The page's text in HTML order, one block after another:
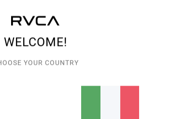
VERIFICATE
WELCOME!
YOUR COUNTRY